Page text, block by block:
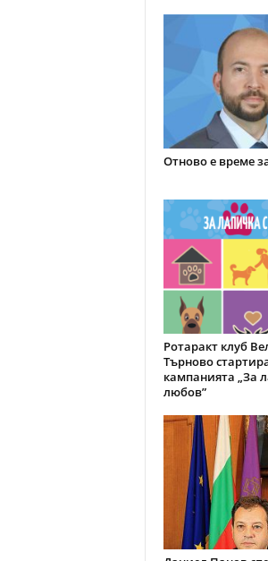
Отново е време
Ротаракт клуб
Търново
кампанията „За
любов”